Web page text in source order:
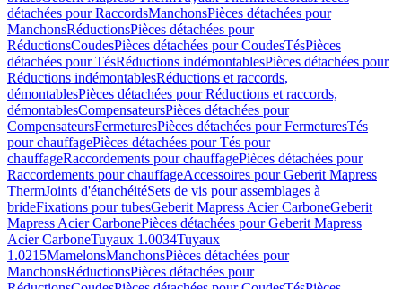
détachées pour RaccordsManchonsPièces détachées pour
ManchonsRéductionsPièces détachées pour
RéductionsCoudesPièces détachées pour CoudesTésPièces
détachées pour TésRéductions indémontablesPièces détachées pour
Réductions indémontablesRéductions et raccords,
démontablesPièces détachées pour Réductions et raccords,
démontablesCompensateursPièces détachées pour
CompensateursFermeturesPièces détachées pour FermeturesTés
pour chauffagePièces détachées pour Tés pour
chauffageRaccordements pour chauffagePièces détachées pour
Raccordements pour chauffageAccessoires pour Geberit Mapress
ThermJoints d'étanchéitéSets de vis pour assemblages à
brideFixations pour tubesGeberit Mapress Acier CarboneGeberit
Mapress Acier CarbonePièces détachées pour Geberit Mapress
Acier CarboneTuyaux 1.0034Tuyaux
1.0215MamelonsManchonsPièces détachées pour
ManchonsRéductionsPièces détachées pour